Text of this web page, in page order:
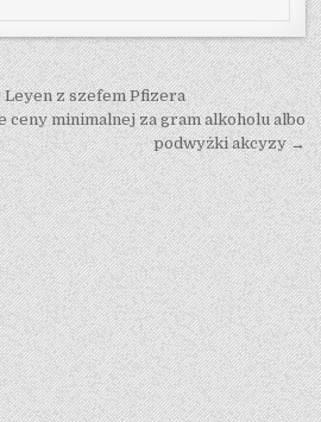
z szefem Pfizera
minimalnej za gram alkoholu albo
podwyżki akcyzy →